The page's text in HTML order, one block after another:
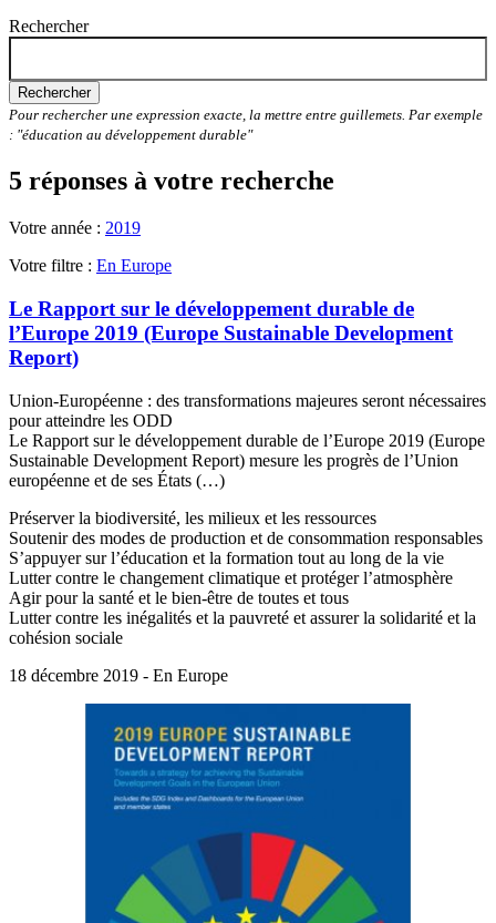
Rechercher
Rechercher
Pour rechercher une expression exacte, la mettre entre guillemets. Par exemple
: "éducation au développement durable"
5 réponses à votre recherche
Votre année : 2019
Votre filtre : En Europe
Le Rapport sur le développement durable de
l’Europe 2019 (Europe Sustainable Development
Report)
Union-Européenne : des transformations majeures seront nécessaires
pour atteindre les ODD
Le Rapport sur le développement durable de l’Europe 2019 (Europe
Sustainable Development Report) mesure les progrès de l’Union
européenne et de ses États (…)
Préserver la biodiversité, les milieux et les ressources
Soutenir des modes de production et de consommation responsables
S’appuyer sur l’éducation et la formation tout au long de la vie
Lutter contre le changement climatique et protéger l’atmosphère
Agir pour la santé et le bien-être de toutes et tous
Lutter contre les inégalités et la pauvreté et assurer la solidarité et la
cohésion sociale
18 décembre 2019 - En Europe